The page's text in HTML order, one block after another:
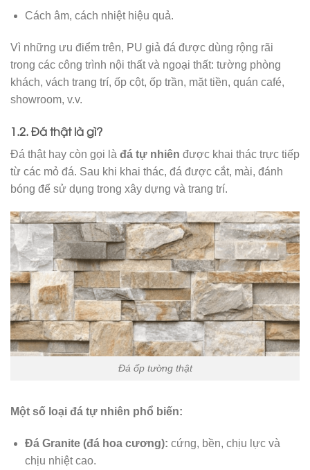
Cách âm, cách nhiệt hiệu quả.
Vì những ưu điểm trên, PU giả đá được dùng rộng rãi
trong các công trình nội thất và ngoại thất: tường phòng
khách, vách trang trí, ốp cột, ốp trần, mặt tiền, quán café,
showroom, v.v.
1.2. Đá thật là gì?
Đá thật hay còn gọi là đá tự nhiên được khai thác trực tiếp
từ các mỏ đá. Sau khi khai thác, đá được cắt, mài, đánh
bóng để sử dụng trong xây dựng và trang trí.
Đá ốp tường thật
Một số loại đá tự nhiên phổ biến:
Đá Granite (đá hoa cương): cứng, bền, chịu lực và
chịu nhiệt cao.